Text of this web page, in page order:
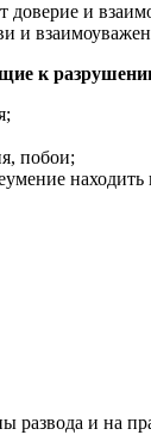
доверие и
к
побои;
и на